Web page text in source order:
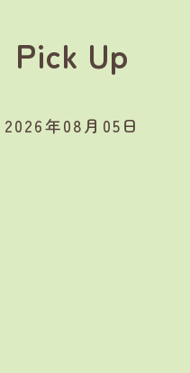
Pick Up
2026年08月05日